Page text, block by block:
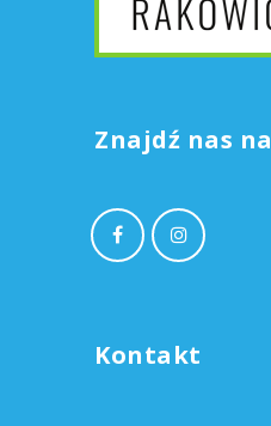
Znajdź nas na
Kontakt